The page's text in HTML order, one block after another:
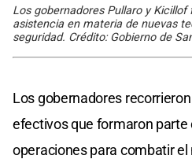
Los gobernadores Pullaro y
asistencia en materia de nuevas
seguridad. Crédito: Gobierno de
Los gobernadores
efectivos que formaron parte
operaciones para combatir